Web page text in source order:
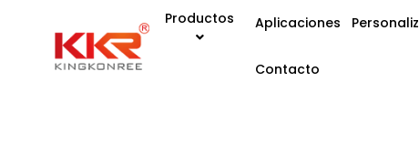
Productos Aplicaciones
Contacto